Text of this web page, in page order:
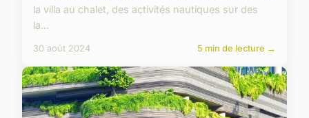
la villa au chalet, des activités nautiques sur des
la...
30 août 2024 5 min de lecture →